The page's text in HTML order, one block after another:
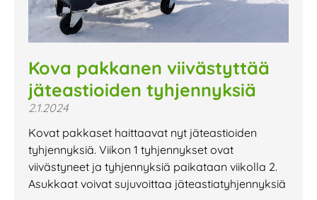
Kova pakkanen viivästyttää
jäteastioiden tyhjennyksiä
2.1.2024
Kovat pakkaset haittaavat nyt jäteastioiden
tyhjennyksiä. Viikon 1 tyhjennykset ovat
viivästyneet ja tyhjennyksiä paikataan viikolla 2.
Asukkaat voivat sujuvoittaa jäteastiatyhjennyksiä